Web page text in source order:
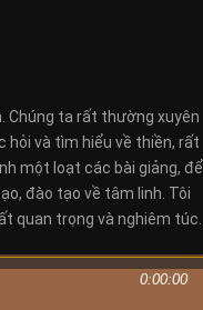
Chúng ta rất thường xuyên
hỏi và tìm hiểu về thiền, rất
một loạt các bài giảng, để
đào tạo về tâm linh. Tôi
quan trọng và nghiêm túc.
0:00:00